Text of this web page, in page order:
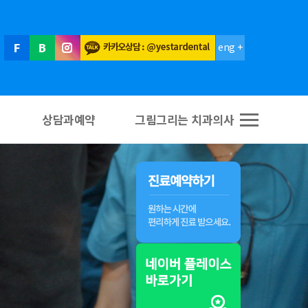
eng +
상담과예약 그림그리는 치과의사